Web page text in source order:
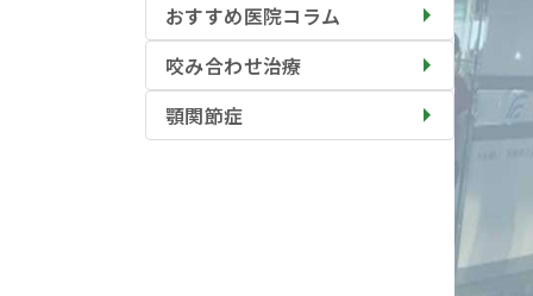
おすすめ医院コラム
咬み合わせ治療
顎関節症